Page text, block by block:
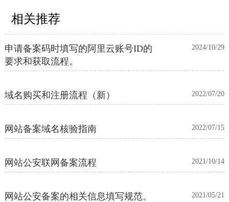
相关推荐
申请备案码时填写的阿里云账号ID的
要求和获取流程。
2024/10/29
域名购买和注册流程（新） 2022/07/20
网站备案域名核验指南 2022/07/15
网站公安联网备案流程 2021/10/14
网站公安备案的相关信息填写规范。 2021/05/21